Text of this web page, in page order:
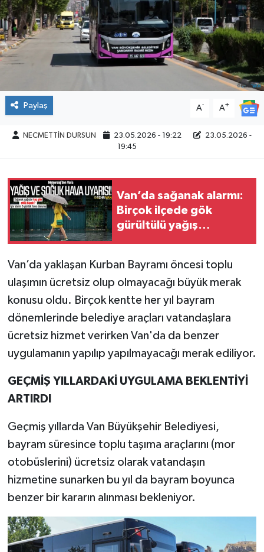
Paylaş A- A+
NECMETTİN DURSUN 23.05.2026 - 19:22
23.05.2026 -
19:45
Van’da sağanak alarmı:
Birçok ilçede gök
gürültülü yağış
Van’da yaklaşan Kurban Bayramı öncesi toplu
ulaşımın ücretsiz olup olmayacağı büyük merak
konusu oldu. Birçok kentte her yıl bayram
dönemlerinde belediye araçları vatandaşlara
ücretsiz hizmet verirken Van'da da benzer
uygulamanın yapılıp yapılmayacağı merak ediliyor.
GEÇMİŞ YILLARDAKİ UYGULAMA BEKLENTİYİ
ARTIRDI
Geçmiş yıllarda Van Büyükşehir Belediyesi,
bayram süresince toplu taşıma araçlarını (mor
otobüslerini) ücretsiz olarak vatandaşın
hizmetine sunarken bu yıl da bayram boyunca
benzer bir kararın alınması bekleniyor.